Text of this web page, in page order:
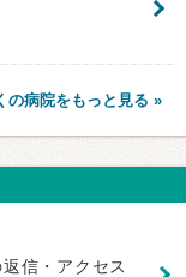
の病院をもっと見る »
信・アクセス